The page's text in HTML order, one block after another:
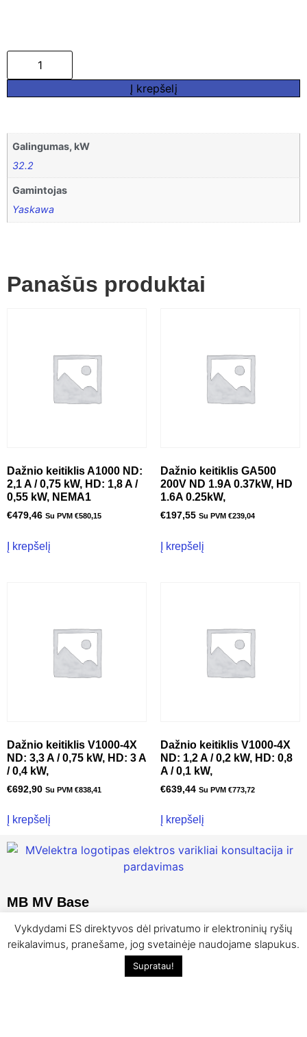
Į krepšelį
Galingumas, kW
32.2
Gamintojas
Yaskawa
Panašūs produktai
Dažnio keitiklis A1000 ND:
2,1 A / 0,75 kW, HD: 1,8 A /
0,55 kW, NEMA1
€479,46 Su PVM €580,15
Į krepšelį
Dažnio keitiklis GA500
200V ND 1.9A 0.37kW, HD
1.6A 0.25kW,
€197,55 Su PVM €239,04
Į krepšelį
Dažnio keitiklis V1000-4X
ND: 3,3 A / 0,75 kW, HD: 3 A
/ 0,4 kW,
€692,90 Su PVM €838,41
Į krepšelį
Dažnio keitiklis V1000-4X
ND: 1,2 A / 0,2 kW, HD: 0,8
A / 0,1 kW,
€639,44 Su PVM €773,72
Į krepšelį
MB MV Base
Įmonės kodas:305830615
PVM mokėtojo kodas:LT100014242916
Islandijos pl., 187 Kaunas
+370 61139080
Vykdydami ES direktyvos dėl privatumo ir elektroninių ryšių
reikalavimus, pranešame, jog svetainėje naudojame slapukus.
Supratau!